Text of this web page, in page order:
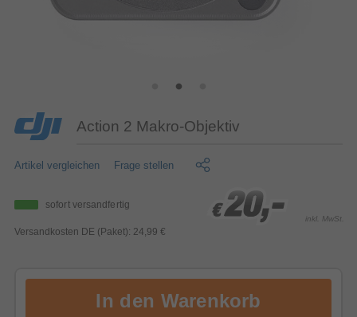
Action 2 Makro-Objektiv
Artikel vergleichen Frage stellen
sofort versandfertig
Versandkosten DE (Paket): 24,99 €
€20,-
€20,-
€20,- inkl. MwSt.